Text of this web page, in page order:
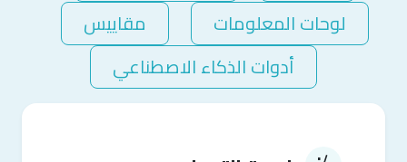
لوحات المعلومات
مقاييس
أدوات الذكاء الاصطناعي